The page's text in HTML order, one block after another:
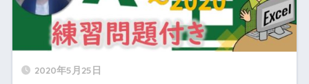
2020年5月25日